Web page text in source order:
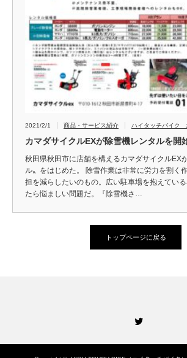
2021/2/1 商品・サービス紹介 ハイタッチバイク
カマダサイクルEXが除雪機レンタルを開
秋田県秋田市に店舗を構えるカマダサイクルEX
ル〟をはじめた。 除雪作業は非常に労力を割く
担を減らしたいのもの。広い駐車場を抱えてい
たら悩ましい問題だ。『除雪機さ…
トップページに戻る